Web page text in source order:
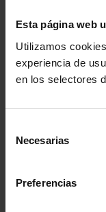
Esta página web
Utilizamos
experiencia de
en los selectores
Necesarias
Preferencias
Opinión y
PUBLICACIONES